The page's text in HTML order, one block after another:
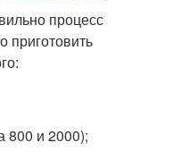
процесс
приготовить
800 и 2000);